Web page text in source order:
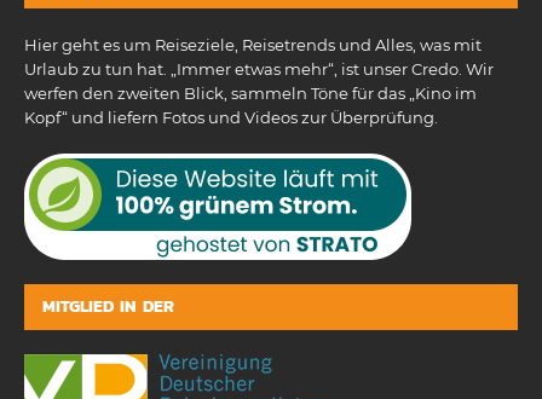
Hier geht es um Reiseziele, Reisetrends und Alles, was mit
Urlaub zu tun hat. „Immer etwas mehr“, ist unser Credo. Wir
werfen den zweiten Blick, sammeln Töne für das „Kino im
Kopf“ und liefern Fotos und Videos zur Überprüfung.
MITGLIED IN DER